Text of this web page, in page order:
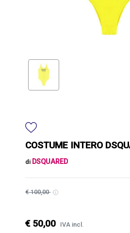
COSTUME INTERO
di DSQUARED
€ 100,00
€ 50,00 IVA incl.